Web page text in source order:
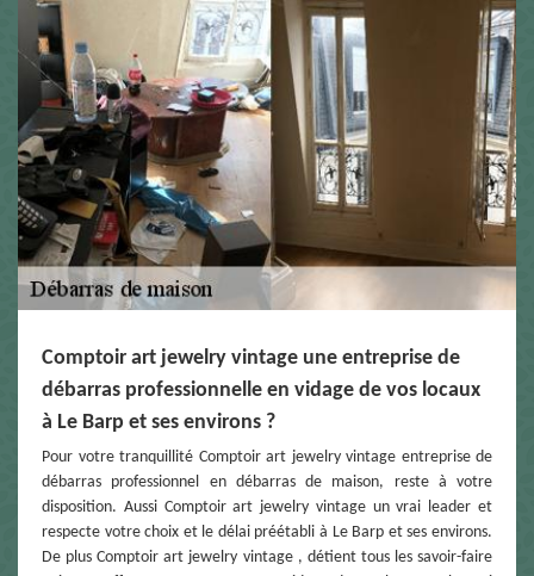
Comptoir art jewelry vintage une entreprise de
débarras professionnelle en vidage de vos locaux
à Le Barp et ses environs ?
Pour votre tranquillité Comptoir art jewelry vintage entreprise de
débarras professionnel en débarras de maison, reste à votre
disposition. Aussi Comptoir art jewelry vintage un vrai leader et
respecte votre choix et le délai préétabli à Le Barp et ses environs.
De plus Comptoir art jewelry vintage , détient tous les savoir-faire